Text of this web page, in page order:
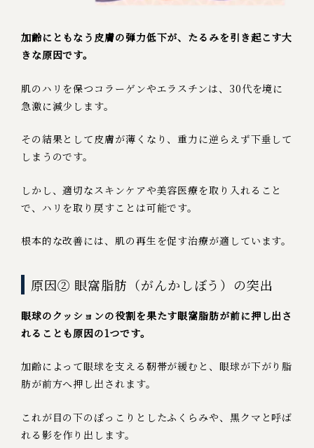
加齢にともなう皮膚の弾力低下が、たるみを引き起こす大
きな原因です。
肌のハリを保つコラーゲンやエラスチンは、30代を境に
急激に減少します。
その結果として皮膚が薄くなり、重力に逆らえず下垂して
しまうのです。
しかし、適切なスキンケアや美容医療を取り入れること
で、ハリを取り戻すことは可能です。
根本的な改善には、肌の再生を促す治療が適しています。
原因② 眼窩脂肪（がんかしぼう）の突出
眼球のクッションの役割を果たす眼窩脂肪が前に押し出さ
れることも原因の1つです。
加齢によって眼球を支える靭帯が緩むと、眼球が下がり脂
肪が前方へ押し出されます。
これが目の下のぽっこりとしたふくらみや、黒クマと呼ば
れる影を作り出します。